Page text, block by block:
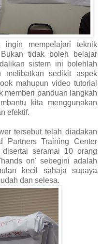
ingin mempelajari teknik
tidak boleh belajar
sistem ini bolehlah
melibatkan sedikit aspek
mahupun video tutorial
memberi panduan langkah
kita menggunakan
efektif.
tersebut telah diadakan
Training Center
seramai 10 orang
on' sebegini adalah
kecil sahaja supaya
dan selesa.